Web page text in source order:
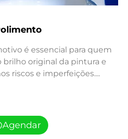
é essencial para quem
brilho original da pintura e
riscos e imperfeições....
Agendar